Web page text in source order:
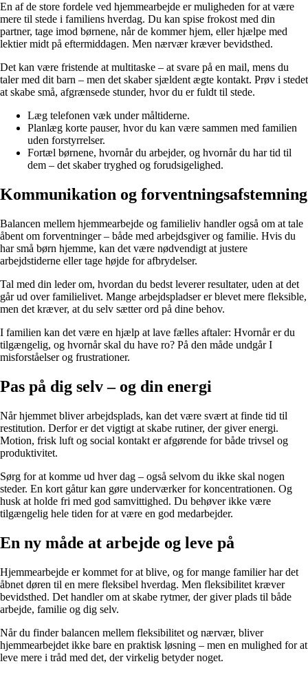
En af de store fordele ved hjemmearbejde er muligheden for at være
mere til stede i familiens hverdag. Du kan spise frokost med din
partner, tage imod børnene, når de kommer hjem, eller hjælpe med
lektier midt på eftermiddagen. Men nærvær kræver bevidsthed.
Det kan være fristende at multitaske – at svare på en mail, mens du
taler med dit barn – men det skaber sjældent ægte kontakt. Prøv i stedet
at skabe små, afgrænsede stunder, hvor du er fuldt til stede.
Læg telefonen væk under måltiderne.
Planlæg korte pauser, hvor du kan være sammen med familien
uden forstyrrelser.
Fortæl børnene, hvornår du arbejder, og hvornår du har tid til
dem – det skaber tryghed og forudsigelighed.
Kommunikation og forventningsafstemning
Balancen mellem hjemmearbejde og familieliv handler også om at tale
åbent om forventninger – både med arbejdsgiver og familie. Hvis du
har små børn hjemme, kan det være nødvendigt at justere
arbejdstiderne eller tage højde for afbrydelser.
Tal med din leder om, hvordan du bedst leverer resultater, uden at det
går ud over familielivet. Mange arbejdspladser er blevet mere fleksible,
men det kræver, at du selv sætter ord på dine behov.
I familien kan det være en hjælp at lave fælles aftaler: Hvornår er du
tilgængelig, og hvornår skal du have ro? På den måde undgår I
misforståelser og frustrationer.
Pas på dig selv – og din energi
Når hjemmet bliver arbejdsplads, kan det være svært at finde tid til
restitution. Derfor er det vigtigt at skabe rutiner, der giver energi.
Motion, frisk luft og social kontakt er afgørende for både trivsel og
produktivitet.
Sørg for at komme ud hver dag – også selvom du ikke skal nogen
steder. En kort gåtur kan gøre underværker for koncentrationen. Og
husk at holde fri med god samvittighed. Du behøver ikke være
tilgængelig hele tiden for at være en god medarbejder.
En ny måde at arbejde og leve på
Hjemmearbejde er kommet for at blive, og for mange familier har det
åbnet døren til en mere fleksibel hverdag. Men fleksibilitet kræver
bevidsthed. Det handler om at skabe rytmer, der giver plads til både
arbejde, familie og dig selv.
Når du finder balancen mellem fleksibilitet og nærvær, bliver
hjemmearbejdet ikke bare en praktisk løsning – men en mulighed for at
leve mere i tråd med det, der virkelig betyder noget.